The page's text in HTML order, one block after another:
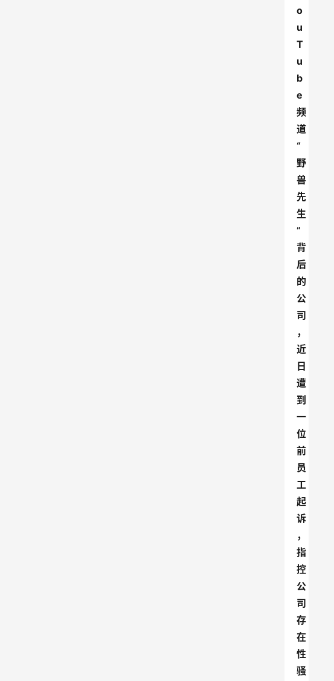
o
u
T
u
b
e
频
道
“
野
兽
先
生
”
背
后
的
公
司
，
近
日
遭
到
一
位
前
员
工
起
诉
，
指
控
公
司
存
在
性
骚